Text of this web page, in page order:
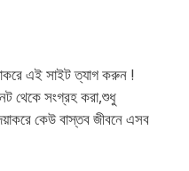
এই সাইট ত্যাগ করুন !
থেকে সংগ্রহ করা,শুধু
কেউ বাস্তব জীবনে এসব